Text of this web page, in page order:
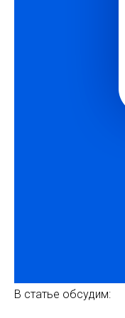
В статье обсудим: